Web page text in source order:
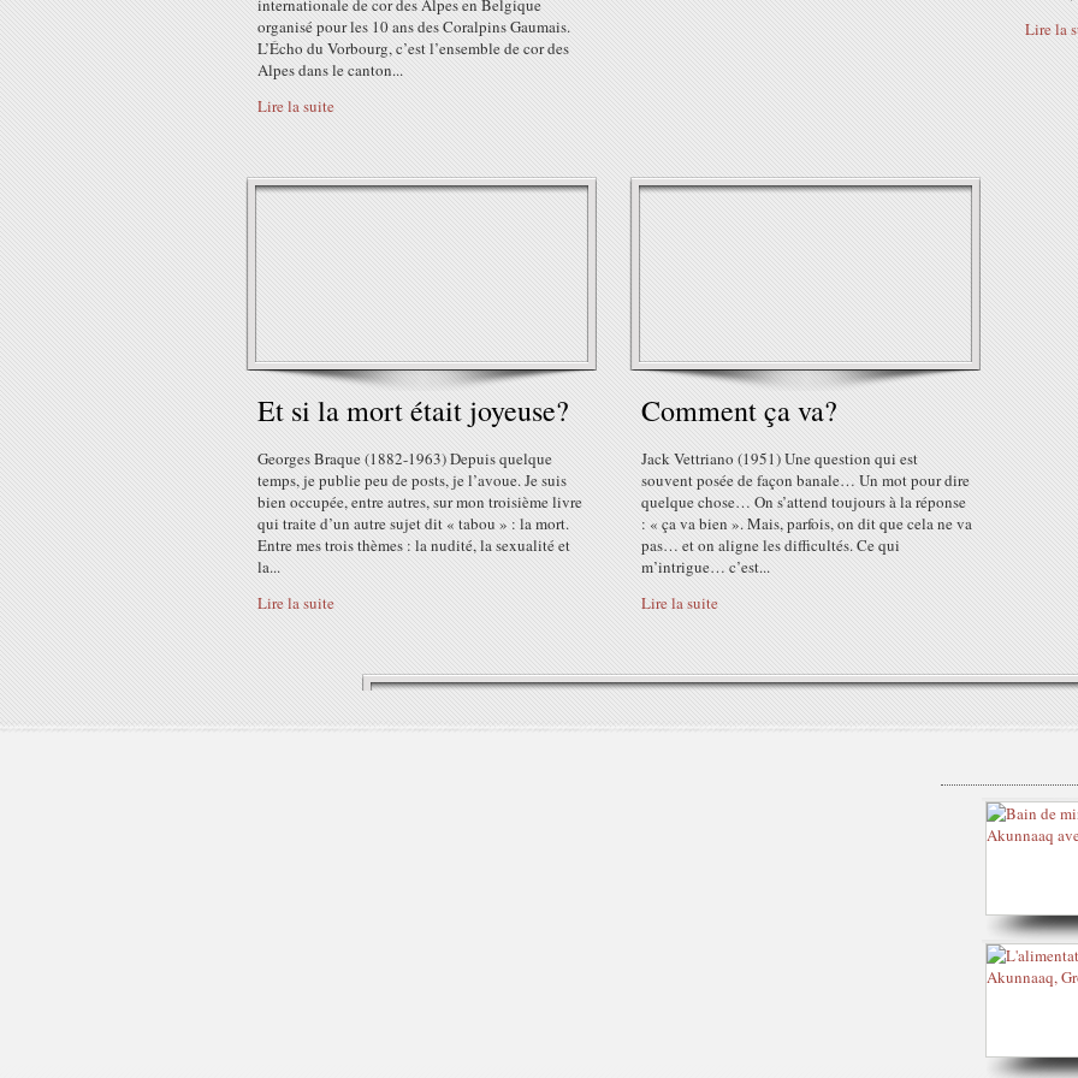
internationale de cor des Alpes en Belgique
organisé pour les 10 ans des Coralpins Gaumais.
L’Écho du Vorbourg, c’est l’ensemble de cor des
Alpes dans le canton...
Lire la suite
Lire la
Et si la mort était joyeuse?
Georges Braque (1882-1963) Depuis quelque
temps, je publie peu de posts, je l’avoue. Je suis
bien occupée, entre autres, sur mon troisième livre
qui traite d’un autre sujet dit « tabou » : la mort.
Entre mes trois thèmes : la nudité, la sexualité et
la...
Lire la suite
Comment ça va?
Jack Vettriano (1951) Une question qui est
souvent posée de façon banale… Un mot pour dire
quelque chose… On s’attend toujours à la réponse
: « ça va bien ». Mais, parfois, on dit que cela ne va
pas… et on aligne les difficultés. Ce qui
m’intrigue… c’est...
Lire la suite